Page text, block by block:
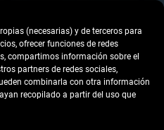
(necesarias) y de terceros para
ofrecer funciones de redes
compartimos información sobre el
partners de redes sociales,
combinarla con otra información
recopilado a partir del uso que
Copyright © 2026 Kernel